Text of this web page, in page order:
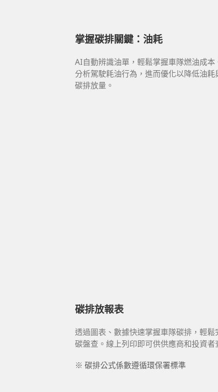
掌握碳排關鍵：油耗
AI自動辨識油單，輕鬆掌握車隊燃油成本
分析駕駛耗油行為，進而優化以降低油耗
碳排放量。
碳排放報表
透過圖表、數據快速掌握車隊碳排，輕鬆
碳盤查。線上列印即可供供應商和投資者
※ 碳排公式係數遵循環保署標準